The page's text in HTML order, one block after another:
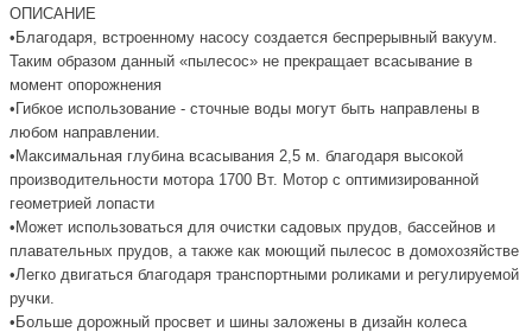
ОПИСАНИЕ
•Благодаря, встроенному насосу создается беспрерывный вакуум.
Таким образом данный «пылесос» не прекращает всасывание в
момент опорожнения
•Гибкое использование - сточные воды могут быть направлены в
любом направлении.
•Максимальная глубина всасывания 2,5 м. благодаря высокой
производительности мотора 1700 Вт. Мотор с оптимизированной
геометрией лопасти
•Может использоваться для очистки садовых прудов, бассейнов и
плавательных прудов, а также как моющий пылесос в домохозяйстве
•Легко двигаться благодаря транспортными роликами и регулируемой
ручки.
•Больше дорожный просвет и шины заложены в дизайн колеса